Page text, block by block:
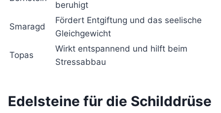
beruhigt
Smaragd
Fördert Entgiftung und das seelische
Gleichgewicht
Topas
Wirkt entspannend und hilft beim
Stressabbau
Edelsteine für die Schilddrüse